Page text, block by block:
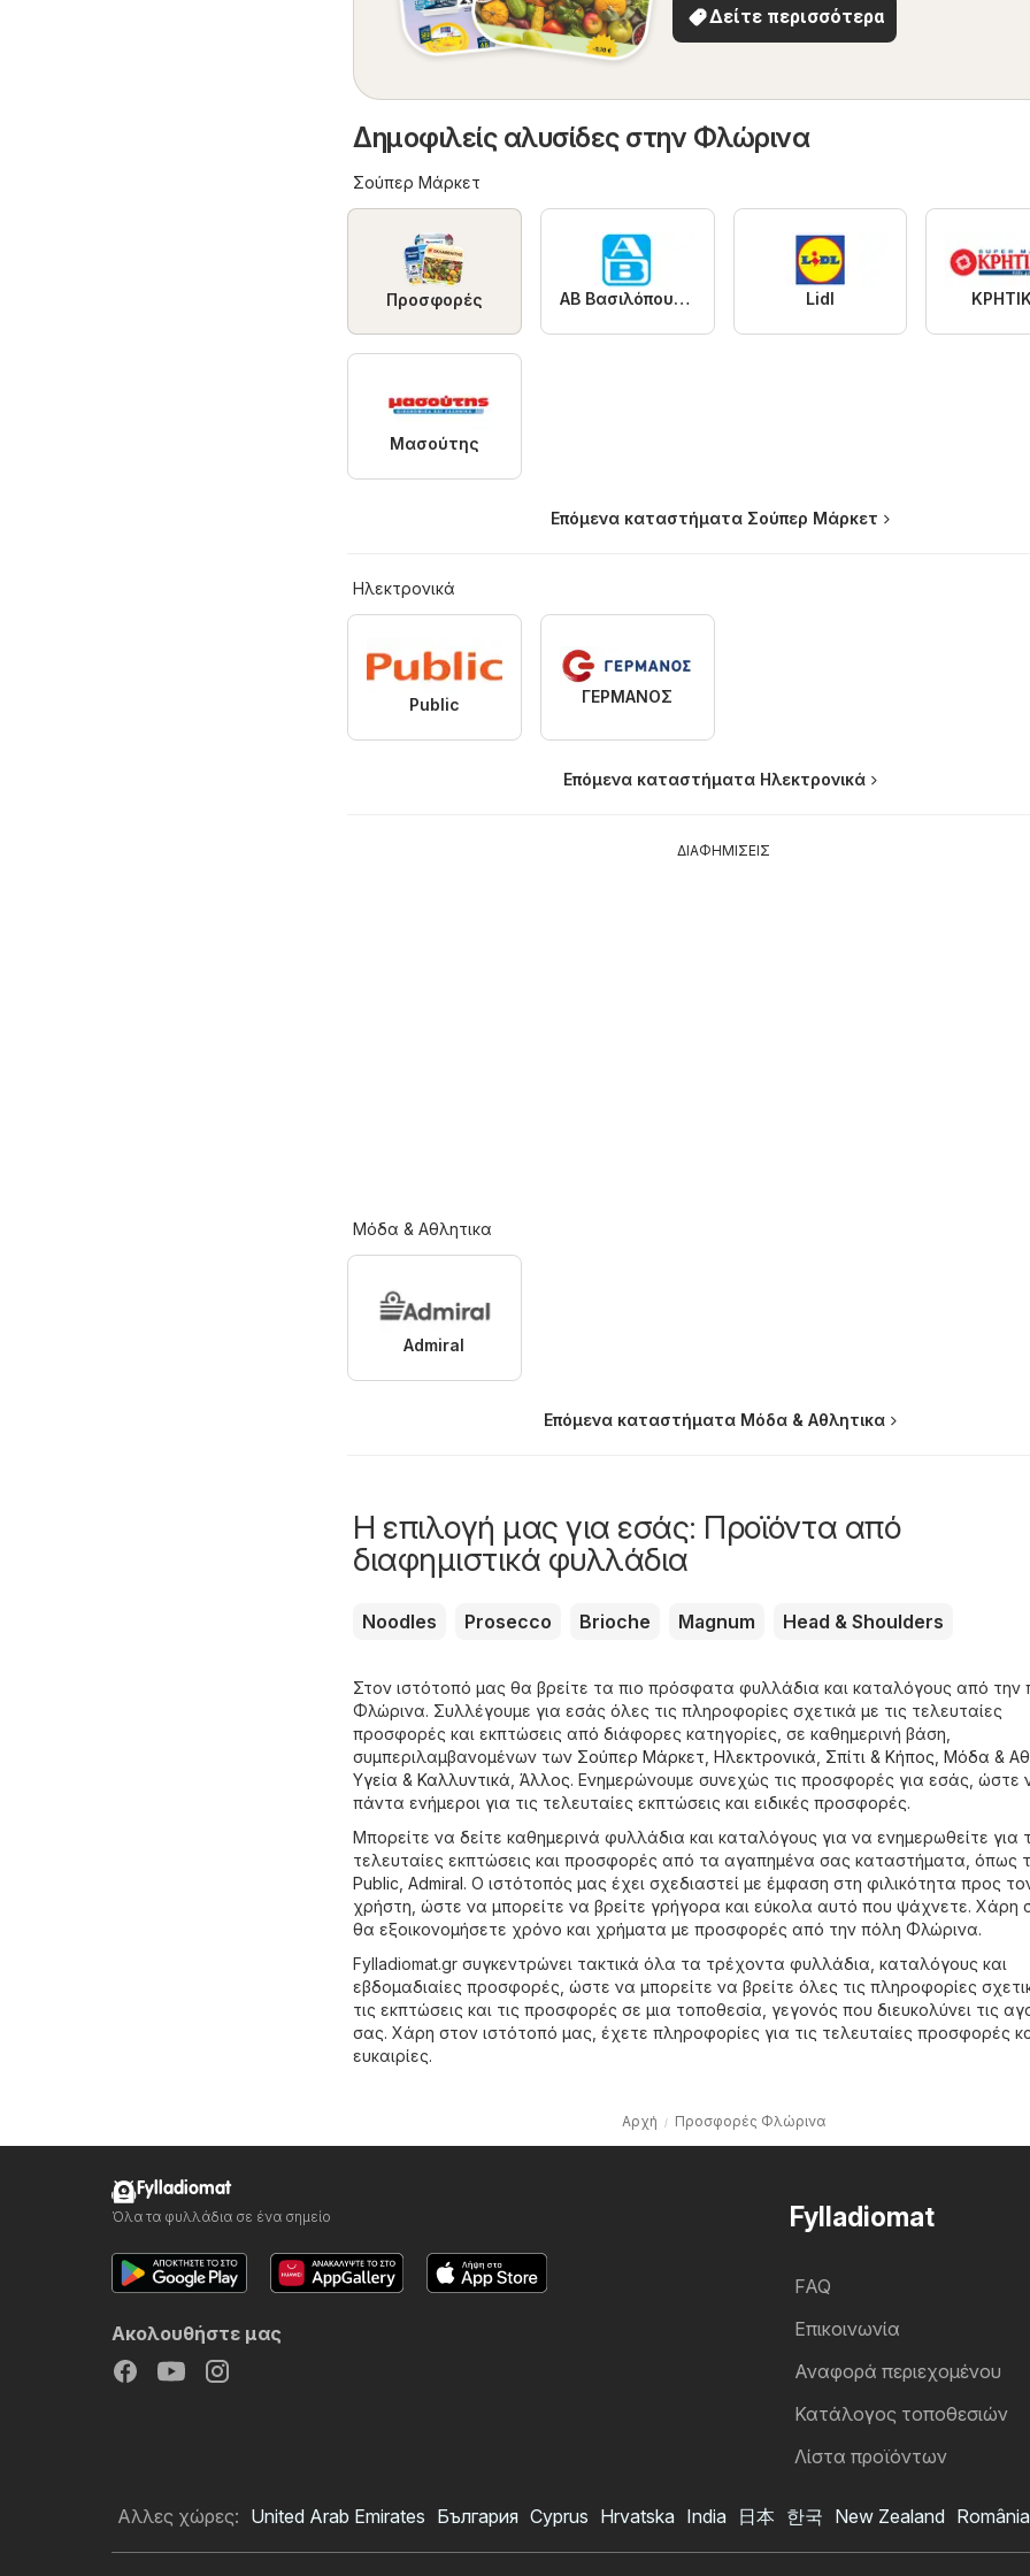
Δείτε περισσότερα
Δημοφιλείς αλυσίδες στην Φλώρινα
Σούπερ Μάρκετ
Προσφορές ΑΒ Βασιλόπουλος Lidl
Μασούτης
Επόμενα καταστήματα Σούπερ Μάρκετ
Hλεκτρονικά
Public ΓΕΡΜΑΝΟΣ
Επόμενα καταστήματα Hλεκτρονικά
ΔΙΑΦΗΜΙΣΕΙΣ
Μόδα & Aθλητικα
Admiral
Επόμενα καταστήματα Μόδα & Aθλητικα
Η επιλογή μας για εσάς: Προϊόντα από
διαφημιστικά φυλλάδια
Noodles Prosecco Brioche Magnum Head & Shoulders
Στον ιστότοπό μας θα βρείτε τα πιο πρόσφατα φυλλάδια και καταλόγους από την
Φλώρινα. Συλλέγουμε για εσάς όλες τις πληροφορίες σχετικά με τις τελευταίες
προσφορές και εκπτώσεις από διάφορες κατηγορίες, σε καθημερινή βάση,
συμπεριλαμβανομένων των Σούπερ Μάρκετ Hλεκτρονικά Σπίτι & Κήπος Μόδα &
Υγεία & Καλλυντικά Άλλος. Ενημερώνουμε συνεχώς τις προσφορές για εσάς, ώστε
πάντα ενήμεροι για τις τελευταίες εκπτώσεις και ειδικές προσφορές.
Μπορείτε να δείτε καθημερινά φυλλάδια και καταλόγους για να ενημερωθείτε για
τελευταίες εκπτώσεις και προσφορές από τα αγαπημένα σας καταστήματα, όπως
Public Admiral. Ο ιστότοπός μας έχει σχεδιαστεί με έμφαση στη φιλικότητα προς
χρήστη, ώστε να μπορείτε να βρείτε γρήγορα και εύκολα αυτό που ψάχνετε. Χάρη
θα εξοικονομήσετε χρόνο και χρήματα με προσφορές από την πόλη Φλώρινα.
Fylladiomat.gr συγκεντρώνει τακτικά όλα τα τρέχοντα φυλλάδια, καταλόγους και
εβδομαδιαίες προσφορές, ώστε να μπορείτε να βρείτε όλες τις πληροφορίες
τις εκπτώσεις και τις προσφορές σε μια τοποθεσία, γεγονός που διευκολύνει τις
σας. Χάρη στον ιστότοπό μας, έχετε πληροφορίες για τις τελευταίες προσφορές
ευκαιρίες.
Αρχή Προσφορές Φλώρινα
Fylladiomat
FAQ
Επικοινωνία
Αναφορά περιεχομένου
Κατάλογος τοποθεσιών
Λίστα προϊόντων
Fylladiomat
Όλα τα φυλλάδια σε ένα σημείο
Ακολουθήστε μας
Αλλες χώρες: United Arab Emirates България Cyprus Hrvatska India 日本 한국 New Zealand România